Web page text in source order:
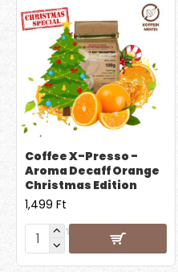
Coffee X-Presso -
Aroma Decaff Orange
Christmas Edition
1,499 Ft